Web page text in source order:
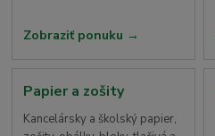
Zobraziť ponuku
Papier a zošity
Kancelársky a školský papier,